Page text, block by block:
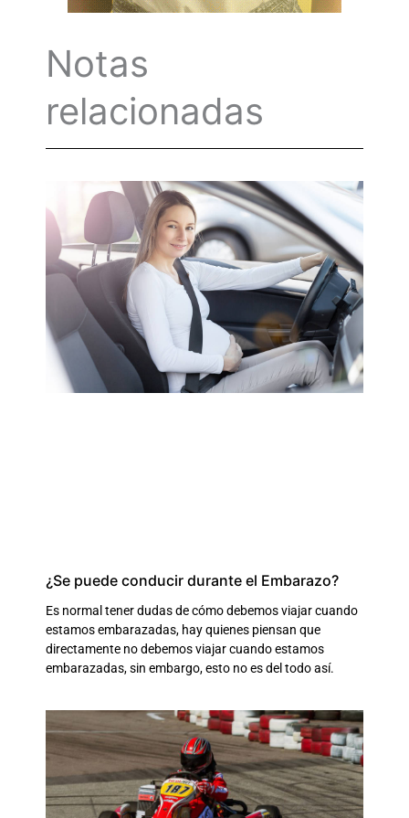
Notas
relacionadas
¿Se puede conducir durante el Embarazo?
Es normal tener dudas de cómo debemos viajar cuando
estamos embarazadas, hay quienes piensan que
directamente no debemos viajar cuando estamos
embarazadas, sin embargo, esto no es del todo así.